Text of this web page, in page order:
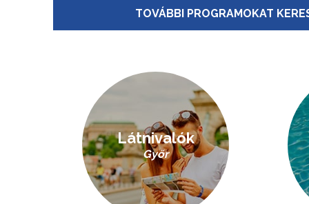
TOVÁBBI PROGRAMOKAT
Látnivalók
Győr